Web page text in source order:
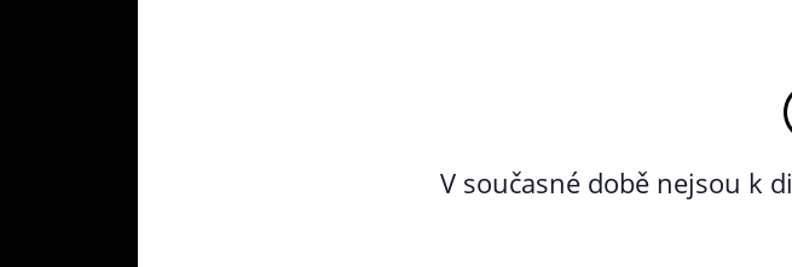
V současné době nejsou k